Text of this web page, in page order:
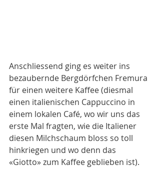
Anschliessend ging es weiter ins
bezaubernde Bergdörfchen Fremura
für einen weitere Kaffee (diesmal
einen italienischen Cappuccino in
einem lokalen Café, wo wir uns das
erste Mal fragten, wie die Italiener
diesen Milchschaum bloss so toll
hinkriegen und wo denn das
«Giotto» zum Kaffee geblieben ist).